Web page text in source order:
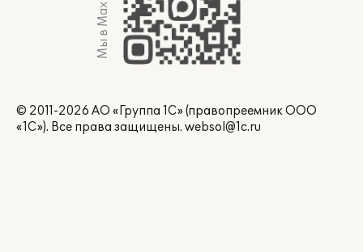
Мы в Max
© 2011-2026 АО «Группа 1С» (правопреемник ООО
«1С»). Все права защищены. websol@1c.ru